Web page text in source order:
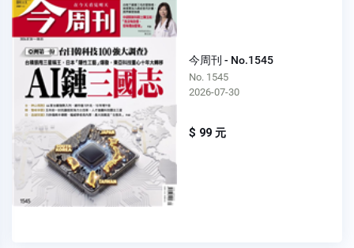
今周刊 - No.1545
No. 1545
2026-07-30
$ 99 元